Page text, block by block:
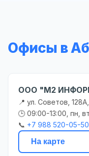
Офисы в
ООО "М2
📍 ул. Советов,
🕒 09:00-13:00, пн,
📞 +7 988 520-05-50
На карте